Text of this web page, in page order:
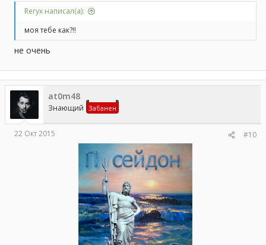
Reryx написал(а):
моя тебе как?!!
не очень
at0m48
Знающий Забанен
22 Окт 2015 #10